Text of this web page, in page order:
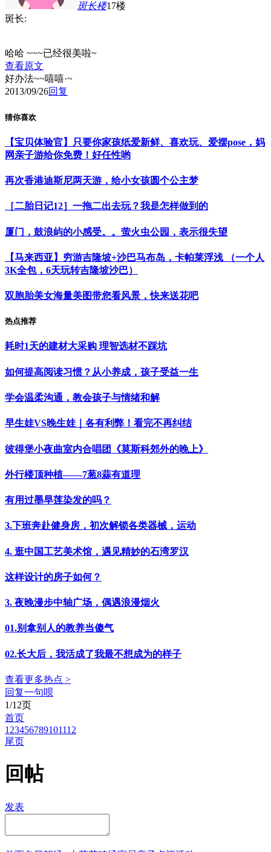
斑长楼17楼
斑长:
哈哈 ~~~已经很美啦~
查看原文
好办法~~嘻嘻·~
2013/09/26回复
猜你喜欢
【宝贝体验官】只要你家孩纸爱新鲜、喜欢玩、爱摆pose，妈
网亲子游给你免费！好任性哟
再次香港迪斯尼两天游，给小女孩圆个公主梦
［二胎日记12］一拖二出去玩？我是怎样做到的
厦门，鼓浪屿的小感受。。萤火虫公园，表示很失望
【马来西亚】穷游吉隆坡+沙巴马布岛，卡帕莱浮浅 （一个人
3K全包，6天玩转吉隆坡沙巴）
双胞胎美女海量美图带您看风景，快来送花吧
热点推荐
耗时1天的建材大采购 理智选材不踩坑
如何提高阅读习惯？从小养成，孩子受益一生
学会温柔沟通，教会孩子与情绪和解
早生娃VS晚生娃｜各有利弊！看完不再纠结
彼得堡小夜曲室内合唱团《莫斯科郊外的晚上》
外行楼顶种植——7葱8蒜有道理
有用过墨旱莲染发的吗？
3.下班奔赴健身房，初次解锁各类器械，运动
4. 逛中国工艺美术馆，遇见精妙的石湾罗汉
这样设计的房子如何？
3. 夜晚漫步中轴广场，偶遇浪漫烟火
01.别拿别人的教养当傻气
02.长大后，我活成了我最不想成为的样子
查看更多热点 >
回复一句呗
1/12页
首页
1 23456789101112
尾页
回帖
发表